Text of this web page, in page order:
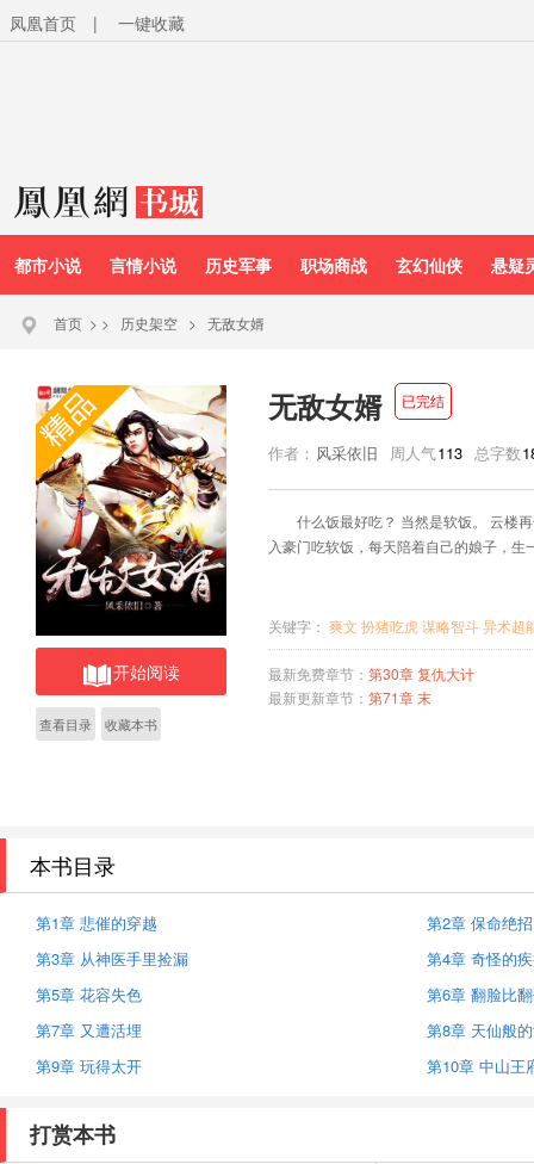
凤凰首页 | 一键收藏
都市小说 言情小说 历史军事 职场商战 玄幻仙侠 悬疑
首页 > > 历史架空 > 无敌女婿
开始阅读
查看目录 收藏本书
无敌女婿 已完结
作者： 风采依旧 周人气113 总字数
什么饭最好吃？ 当然是软饭。 云楼
入豪门吃软饭，每天陪着自己的娘子，
关键字： 爽文 扮猪吃虎 谋略智斗异术超
最新免费章节： 第30章 复仇大计
最新更新章节： 第71章 末
本书目录
第1章 悲催的穿越
第2章 保命绝招
第3章 从神医手里捡漏
第4章 奇怪的
第5章 花容失色
第6章 翻脸比
第7章 又遭活埋
第8章 天仙般
第9章 玩得太开
第10章 中山王
打赏本书